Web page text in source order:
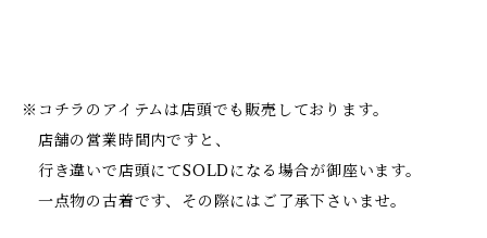
※コチラのアイテムは店頭でも販売しております。
店舗の営業時間内ですと、
行き違いで店頭にてSOLDになる場合が御座います。
一点物の古着です、その際にはご了承下さいませ。